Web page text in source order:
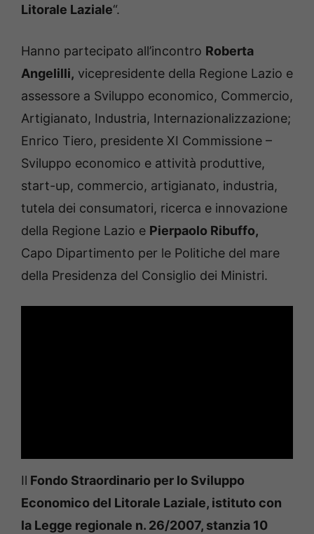
Litorale Laziale“.
Hanno partecipato all’incontro Roberta
Angelilli, vicepresidente della Regione Lazio e
assessore a Sviluppo economico, Commercio,
Artigianato, Industria, Internazionalizzazione;
Enrico Tiero, presidente XI Commissione –
Sviluppo economico e attività produttive,
start-up, commercio, artigianato, industria,
tutela dei consumatori, ricerca e innovazione
della Regione Lazio e Pierpaolo Ribuffo,
Capo Dipartimento per le Politiche del mare
della Presidenza del Consiglio dei Ministri.
Il Fondo Straordinario per lo Sviluppo
Economico del Litorale Laziale, istituto con
la Legge regionale n. 26/2007, stanzia 10